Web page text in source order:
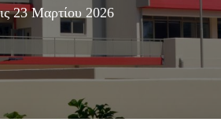
23 Μαρτίου 2026